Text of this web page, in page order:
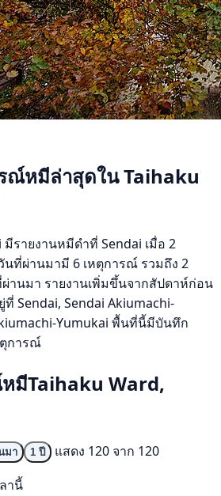
ณ์หมีล่าสุดใน Taihaku
มีรายงานหมีดำที่ Sendai เมื่อ 2
นที่ผ่านมามี 6 เหตุการณ์ รวมถึง 2
านมา รายงานเพิ่มขึ้นจากสัปดาห์ก่อน
Sendai, Sendai Akiumachi-
Yumukai พื้นที่นี้มีบันทึก
การณ์
มีTaihaku Ward,
มา 1 ปี
แสดง 120 จาก 120
านี้